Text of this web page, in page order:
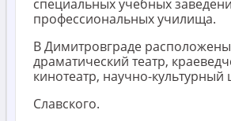
специальных учебных
профессиональных училища.
В Димитровграде
драматический театр,
кинотеатр, научно-культурный
Славского.